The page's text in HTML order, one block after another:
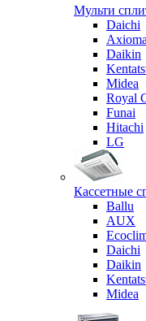
Мульти
Daichi
Axioma
Daikin
Midea
Royal
Funai
Hitachi
LG
Кассетные
Ballu
AUX
Daichi
Daikin
Midea